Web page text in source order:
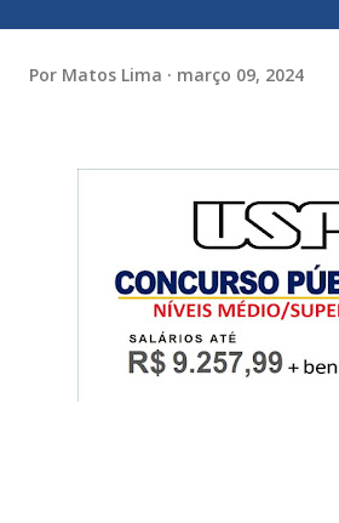
Por Matos Lima março 09, 2024